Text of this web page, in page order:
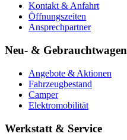
Kontakt & Anfahrt
Öffnungszeiten
Ansprechpartner
Neu- & Gebrauchtwagen
Angebote & Aktionen
Fahrzeugbestand
Camper
Elektromobilität
Werkstatt & Service